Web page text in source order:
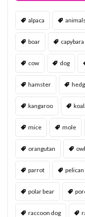
alpaca animals
boar capybara
cow dog
hamster
kangaroo
mice mole
orangutan owl
parrot pelican
polar bear
raccoon dog